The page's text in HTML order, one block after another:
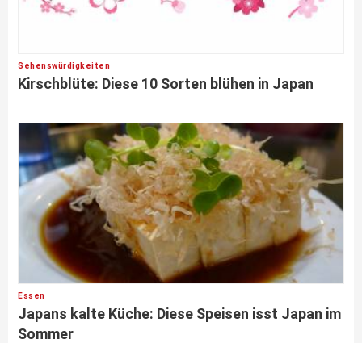
Sehenswürdigkeiten
Kirschblüte: Diese 10 Sorten blühen in Japan
Essen
Japans kalte Küche: Diese Speisen isst Japan im
Sommer